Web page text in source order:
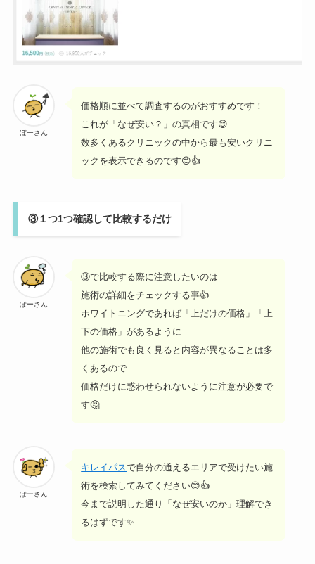
ぽーさん
価格順に並べて調査するのがおすすめです！
これが「なぜ安い？」の真相です😊
数多くあるクリニックの中から最も安いクリニ
ックを表示できるのです😉👍
③１つ1つ確認して比較するだけ
ぽーさん
③で比較する際に注意したいのは
施術の詳細をチェックする事👍
ホワイトニングであれば「上だけの価格」「上
下の価格」があるように
他の施術でも良く見ると内容が異なることは多
くあるので
価格だけに惑わせられないように注意が必要で
す🤔
ぽーさん
キレイパスで自分の通えるエリアで受けたい施
術を検索してみてください😊👍
今まで説明した通り「なぜ安いのか」理解でき
るはずです✨